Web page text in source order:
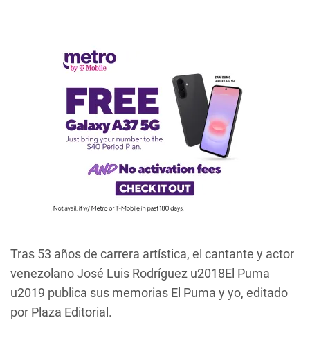
Tras 53 años de carrera artística, el cantante y actor
venezolano José Luis Rodríguez u2018El Puma
u2019 publica sus memorias El Puma y yo, editado
por Plaza Editorial.